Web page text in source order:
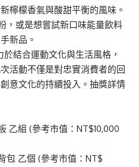
檸檬香氣與酸甜平衡的風味。
，或是想嘗試新口味能量飲料
新品。
結合運動文化與生活風格，
活動不僅是對忠實消費者的回
意文化的持續投入。抽獎詳情
乙組 (參考市值：NT$10,000
包 乙個 (參考市值：NT$